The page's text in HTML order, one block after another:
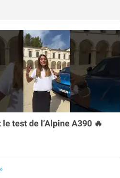
test de l’Alpine A390 🔥
»